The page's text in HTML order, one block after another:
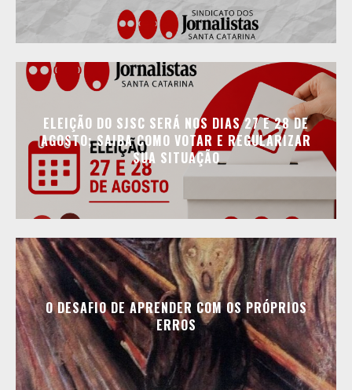
ELEIÇÃO DO SJSC SERÁ NOS DIAS 27 E 28 DE
AGOSTO; SAIBA COMO VOTAR E REGULARIZAR
SUA SITUAÇÃO
O DESAFIO DE APRENDER COM OS PRÓPRIOS
ERROS